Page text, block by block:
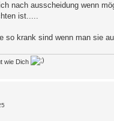
nach ausscheidung wenn
ist.....
so krank sind wenn man sie
wie Dich